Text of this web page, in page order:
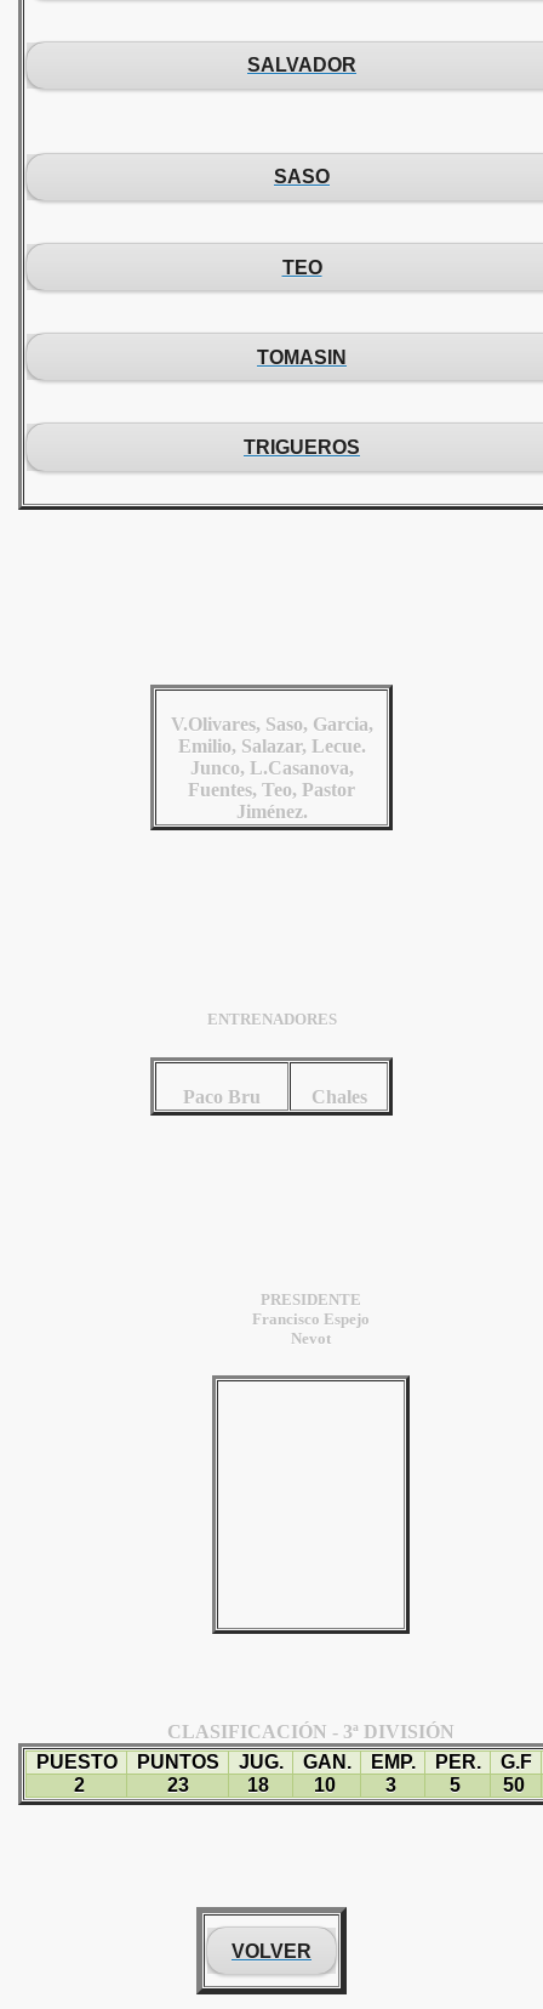
SALVADOR
SASO
TEO
TOMASIN
TRIGUEROS
V.Olivares, Saso, Garcia,
Emilio, Salazar, Lecue.
Junco, L.Casanova,
Fuentes, Teo, Pastor
Jiménez.
ENTRENADORES
Paco Bru Chales
PRESIDENTE
Francisco Espejo
Nevot
CLASIFICACIÓN - 3ª DIVISIÓN
PUESTO
PUNTOS JUG. GAN. EMP. PER.
G.F
2
23 18 10 3 5 50
VOLVER